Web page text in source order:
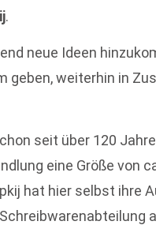
.
neue Ideen
geben, weiterhin in
seit über 120
eine Größe von
hat hier selbst ihre